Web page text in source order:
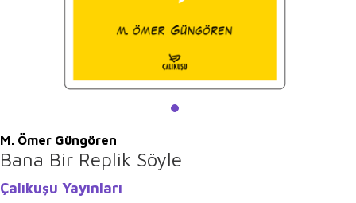
M. Ömer Güngören
Bana Bir Replik Söyle
Çalıkuşu Yayınları